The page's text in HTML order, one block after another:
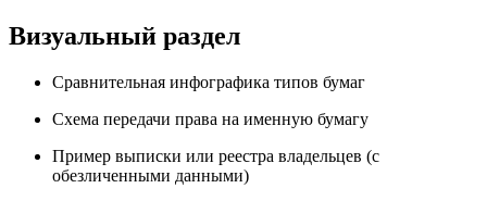
Визуальный раздел
Сравнительная инфографика типов бумаг
Схема передачи права на именную бумагу
Пример выписки или реестра владельцев (с
обезличенными данными)